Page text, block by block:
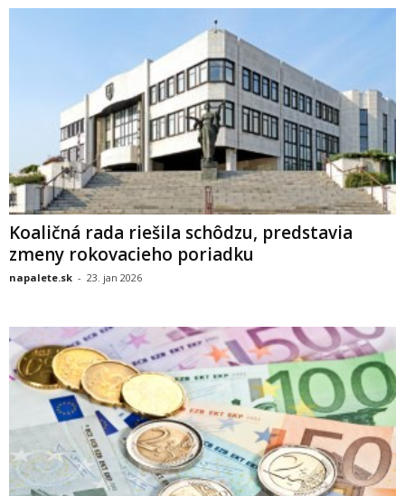
Koaličná rada riešila schôdzu, predstavia
zmeny rokovacieho poriadku
napalete.sk - 23. jan 2026